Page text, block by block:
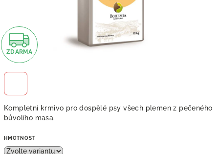
Kompletní krmivo pro dospělé psy všech plemen z pečeného
bůvolího masa.
HMOTNOST
Z
D
R
M
A
ZDARMA